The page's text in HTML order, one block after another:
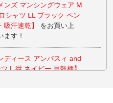
ンズ マンシングウェア M
シャツ LL ブラック ペン
汗速乾】
をお買い上
ます！
ディース アンパスィ and
L 紺 ネイビー 貝殻柄】